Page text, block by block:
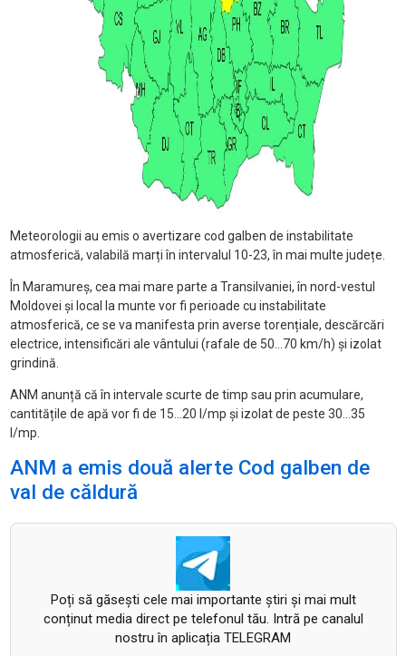
Meteorologii au emis o avertizare cod galben de instabilitate
atmosferică, valabilă marți în intervalul 10-23, în mai multe județe.
În Maramureș, cea mai mare parte a Transilvaniei, în nord-vestul
Moldovei și local la munte vor fi perioade cu instabilitate
atmosferică, ce se va manifesta prin averse torențiale, descărcări
electrice, intensificări ale vântului (rafale de 50...70 km/h) și izolat
grindină.
ANM anunță că în intervale scurte de timp sau prin acumulare,
cantitățile de apă vor fi de 15...20 l/mp și izolat de peste 30...35
l/mp.
ANM a emis două alerte Cod galben de
val de căldură
Poți să găsești cele mai importante știri și mai mult
conținut media direct pe telefonul tău. Intră pe canalul
nostru în aplicația TELEGRAM